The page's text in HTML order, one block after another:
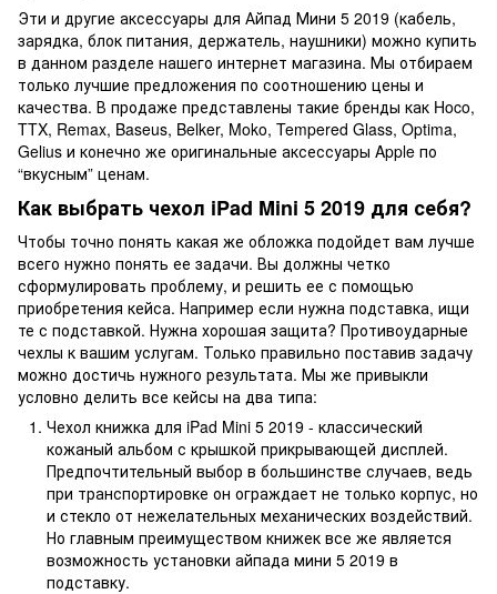
Эти и другие аксессуары для Айпад Мини 5 2019 (кабель,
зарядка, блок питания, держатель, наушники) можно купить
в данном разделе нашего интернет магазина. Мы отбираем
только лучшие предложения по соотношению цены и
качества. В продаже представлены такие бренды как Hoco,
TTX, Remax, Baseus, Belker, Moko, Tempered Glass, Optima,
Gelius и конечно же оригинальные аксессуары Apple по
“вкусным” ценам.
Как выбрать чехол iPad Mini 5 2019 для себя?
Чтобы точно понять какая же обложка подойдет вам лучше
всего нужно понять ее задачи. Вы должны четко
сформулировать проблему, и решить ее с помощью
приобретения кейса. Например если нужна подставка, ищи
те с подставкой. Нужна хорошая защита? Противоударные
чехлы к вашим услугам. Только правильно поставив задачу
можно достичь нужного результата. Мы же привыкли
условно делить все кейсы на два типа:
Чехол книжка для iPad Mini 5 2019 - классический
кожаный альбом с крышкой прикрывающей дисплей.
Предпочтительный выбор в большинстве случаев, ведь
при транспортировке он ограждает не только корпус, но
и стекло от нежелательных механических воздействий.
Но главным преимуществом книжек все же является
возможность установки айпада мини 5 2019 в
подставку.